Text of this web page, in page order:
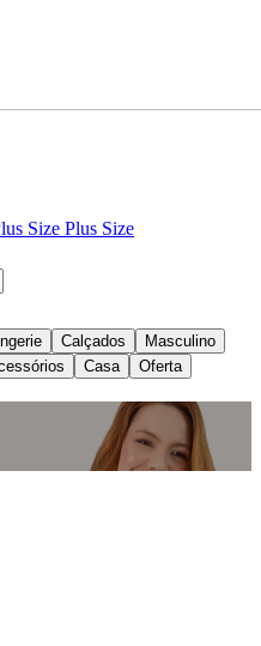
Size Plus Size
Calçados
Masculino
Casa Oferta